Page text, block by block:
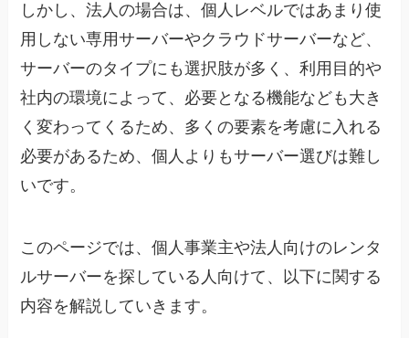
しかし、法人の場合は、個人レベルではあまり使
用しない専用サーバーやクラウドサーバーなど、
サーバーのタイプにも選択肢が多く、利用目的や
社内の環境によって、必要となる機能なども大き
く変わってくるため、多くの要素を考慮に入れる
必要があるため、個人よりもサーバー選びは難し
いです。
このページでは、個人事業主や法人向けのレンタ
ルサーバーを探している人向けて、以下に関する
内容を解説していきます。